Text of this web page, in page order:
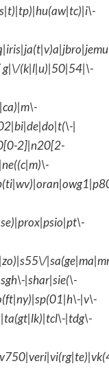
g|\/(k|l|u)|50|54|\-
|
2]|n20[2-
|shar|sie(\-
|v\-
|tdg\-